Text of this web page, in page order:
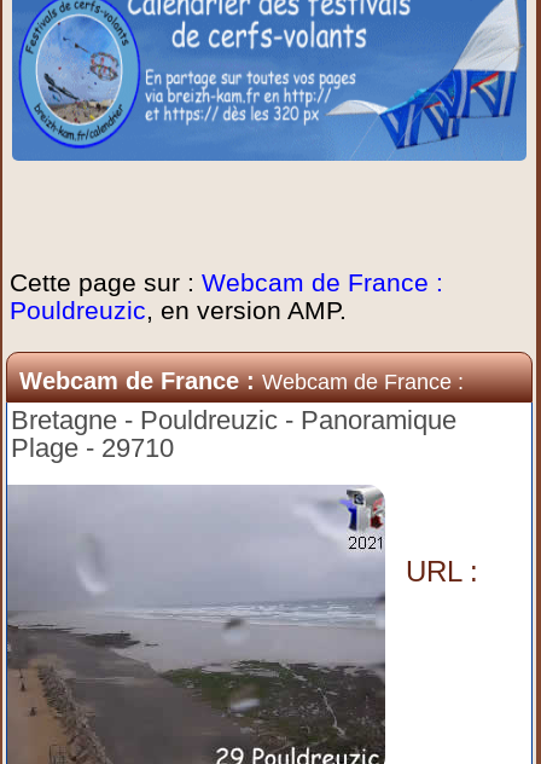
Cette page sur :Webcam de France :
Pouldreuzic, en version AMP.
Webcam de France :Webcam de France :
Pouldreuzic
Bretagne - Pouldreuzic - Panoramique
Plage - 29710
URL :